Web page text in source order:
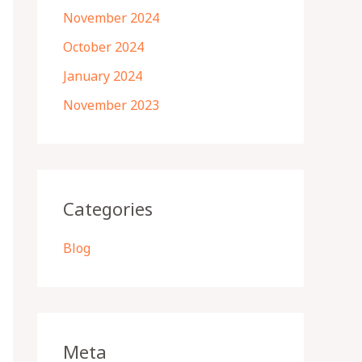
November 2024
October 2024
January 2024
November 2023
Categories
Blog
Meta